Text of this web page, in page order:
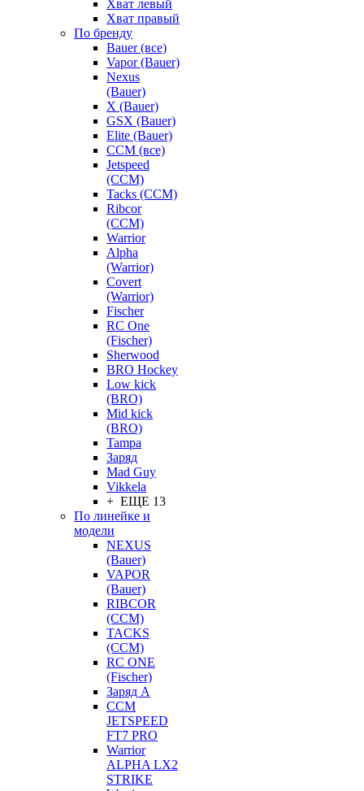
Хват левый
Хват правый
По бренду
Bauer (все)
Vapor (Bauer)
Nexus
(Bauer)
X (Bauer)
GSX (Bauer)
Elite (Bauer)
CCM (все)
Jetspeed
(CCM)
Tacks (CCM)
Ribcor
(CCM)
Warrior
Alpha
(Warrior)
Covert
(Warrior)
Fischer
RC One
(Fischer)
Sherwood
BRO Hockey
Low kick
(BRO)
Mid kick
(BRO)
Tampa
Заряд
Mad Guy
Vikkela
+ ЕЩЕ 13
По линейке и
модели
NEXUS
(Bauer)
VAPOR
(Bauer)
RIBCOR
(CCM)
TACKS
(CCM)
RC ONE
(Fischer)
Заряд А
CCM
JETSPEED
FT7 PRO
Warrior
ALPHA LX2
STRIKE